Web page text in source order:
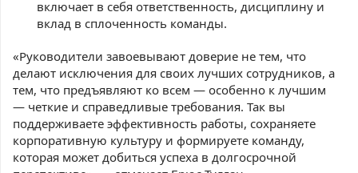
включает в себя ответственность, дисциплину и
вклад в сплоченность команды.
«Руководители завоевывают доверие не тем, что
делают исключения для своих лучших сотрудников, а
тем, что предъявляют ко всем — особенно к лучшим
— четкие и справедливые требования. Так вы
поддерживаете эффективность работы, сохраняете
корпоративную культуру и формируете команду,
которая может добиться успеха в долгосрочной